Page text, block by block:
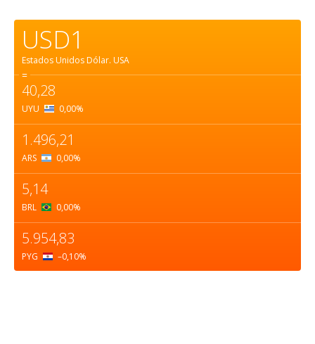
USD1
Estados Unidos Dólar. USA
=
40,28
UYU 0,00%
1.496,21
ARS 0,00%
5,14
BRL 0,00%
5.954,83
PYG –0,10%